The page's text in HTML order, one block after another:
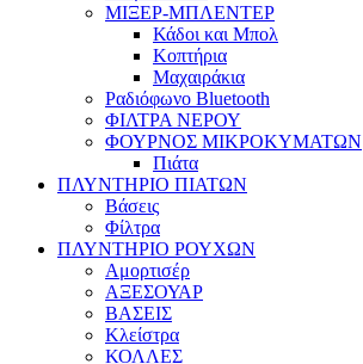
ΜΙΞΕΡ-ΜΠΛΕΝΤΕΡ
Κάδοι και Μπολ
Κοπτήρια
Μαχαιράκια
Ραδιόφωνο Bluetooth
ΦΙΛΤΡΑ ΝΕΡΟΥ
ΦΟΥΡΝΟΣ ΜΙΚΡΟΚΥΜΑΤΩΝ
Πιάτα
ΠΛΥΝΤΗΡΙΟ ΠΙΑΤΩΝ
Βάσεις
Φίλτρα
ΠΛΥΝΤΗΡΙΟ ΡΟΥΧΩΝ
Αμορτισέρ
ΑΞΕΣΟΥΑΡ
ΒΑΣΕΙΣ
Κλείστρα
ΚΟΛΛΕΣ